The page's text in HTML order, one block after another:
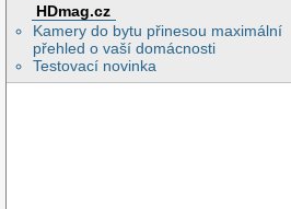
HDmag.cz
Kamery do bytu přinesou maximální
přehled o vaší domácnosti
Testovací novinka